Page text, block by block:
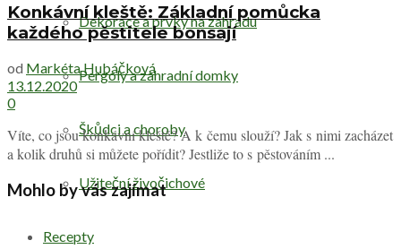
Dekorace a prvky na zahradu
Pergoly a zahradní domky
Škůdci a choroby
Užiteční živočichové
Recepty
Konkávní kleště: Základní pomůcka
každého pěstitele bonsají
od Markéta Hubáčková
13.12.2020
0
Víte, co jsou konkávní kleště? A k čemu slouží? Jak s nimi zacházet
a kolik druhů si můžete pořídit? Jestliže to s pěstováním ...
Mohlo by vás zajímat